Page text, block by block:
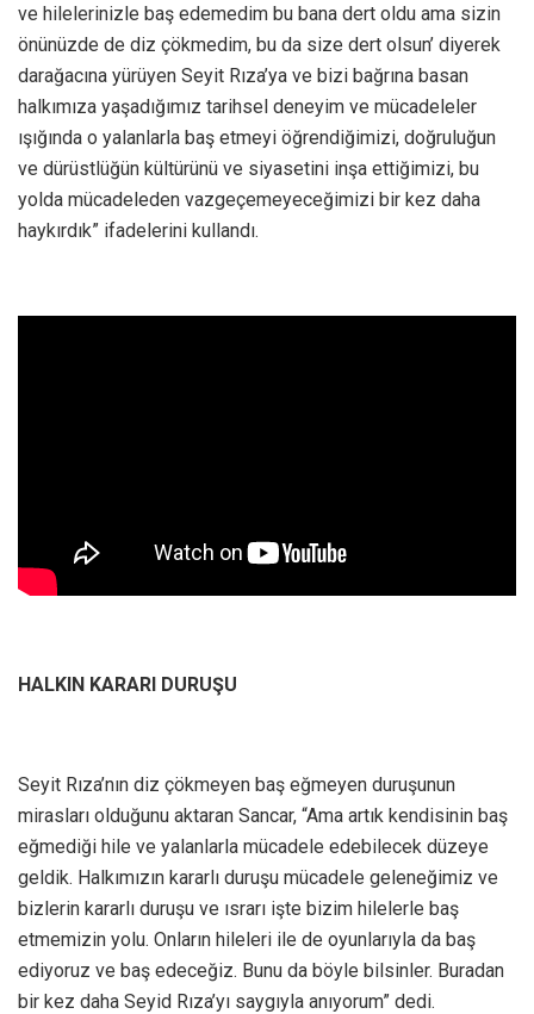
ve hilelerinizle baş edemedim bu bana dert oldu ama sizin
önünüzde de diz çökmedim, bu da size dert olsun’ diyerek
darağacına yürüyen Seyit Rıza’ya ve bizi bağrına basan
halkımıza yaşadığımız tarihsel deneyim ve mücadeleler
ışığında o yalanlarla baş etmeyi öğrendiğimizi, doğruluğun
ve dürüstlüğün kültürünü ve siyasetini inşa ettiğimizi, bu
yolda mücadeleden vazgeçemeyeceğimizi bir kez daha
haykırdık” ifadelerini kullandı.
HALKIN KARARI DURUŞU
Seyit Rıza’nın diz çökmeyen baş eğmeyen duruşunun
mirasları olduğunu aktaran Sancar, “Ama artık kendisinin baş
eğmediği hile ve yalanlarla mücadele edebilecek düzeye
geldik. Halkımızın kararlı duruşu mücadele geleneğimiz ve
bizlerin kararlı duruşu ve ısrarı işte bizim hilelerle baş
etmemizin yolu. Onların hileleri ile de oyunlarıyla da baş
ediyoruz ve baş edeceğiz. Bunu da böyle bilsinler. Buradan
bir kez daha Seyid Rıza’yı saygıyla anıyorum” dedi.